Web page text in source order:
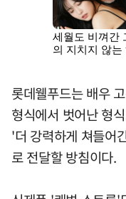
롯데웰푸드는 배우
형식에서 벗어난 형
'더 강력하게 쳐들어
로 전달할 방침이다.